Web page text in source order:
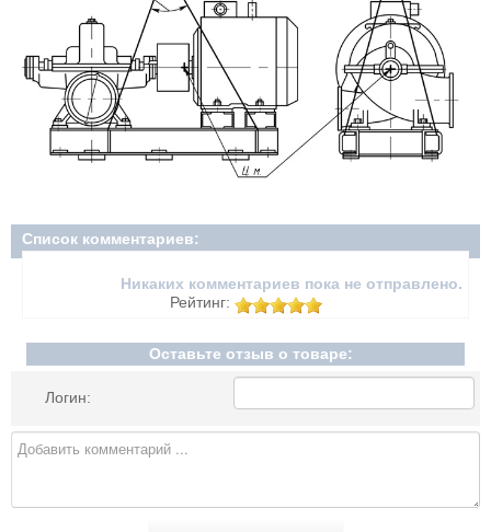
Список комментариев:
Никаких комментариев пока не отправлено.
Рейтинг:
Оставьте отзыв о товаре:
Логин: